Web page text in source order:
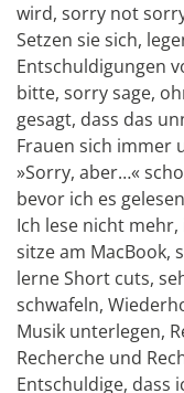
wird, sorry not
Setzen sie sich,
Entschuldigungen
bitte, sorry sage,
gesagt, dass das
Frauen sich immer
»Sorry, aber…«
bevor ich es
Ich lese nicht
sitze am MacBook,
lerne Short cuts,
schwafeln,
Musik unterlegen,
Recherche und
Entschuldige, dass